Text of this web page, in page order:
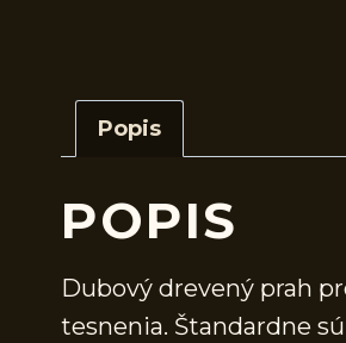
Popis
POPIS
Dubový drevený prah
tesnenia. Štandardne